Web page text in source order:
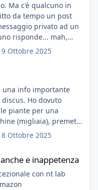
Ma c'è qualcuno in
da tempo un post
privato ad un
risponde... mah,
consiglio...
9 Ottobre 2025
una info importante
Ho dovuto
piante per una
(migliaia), premetto
e una ventina di
lumachine e non
il fondo che ho, scuro
8 Ottobre 2025
e inappetenza
con nt lab